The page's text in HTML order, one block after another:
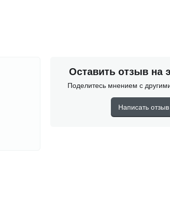
Оставить отзыв на
Поделитесь мнением с
Написать отзыв